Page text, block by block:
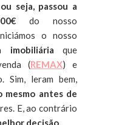
seja, passou a
do nosso
o nosso
imobiliária que
(REMAX) e
Sim, leram bem,
antes de
E, ao contrário
decisão.